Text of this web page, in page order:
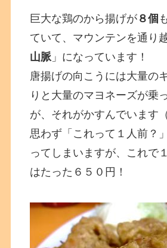
巨大な鶏のから揚げが ８個
ていて、マウンテンを通り
山脈 」になっています！
唐揚げの向こうには大量の
りと大量のマヨネーズが乗
が、それがかすんでいます
思わず「これって１人前？
ってしまいますが、これで
はたった６５０円！